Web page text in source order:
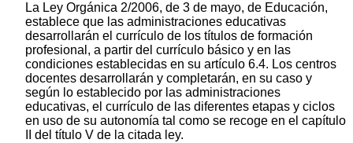
La Ley Orgánica 2/2006, de 3 de mayo, de Educación,
establece que las administraciones educativas
desarrollarán el currículo de los títulos de formación
profesional, a partir del currículo básico y en las
condiciones establecidas en su artículo 6.4. Los centros
docentes desarrollarán y completarán, en su caso y
según lo establecido por las administraciones
educativas, el currículo de las diferentes etapas y ciclos
en uso de su autonomía tal como se recoge en el capítulo
II del título V de la citada ley.